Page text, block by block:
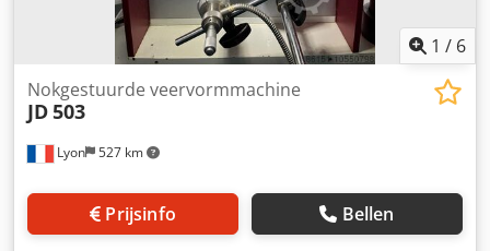
1 / 6
Lyon 527 km
Nokgestuurde veervormmachine
JD503
Prijsinfo Bellen